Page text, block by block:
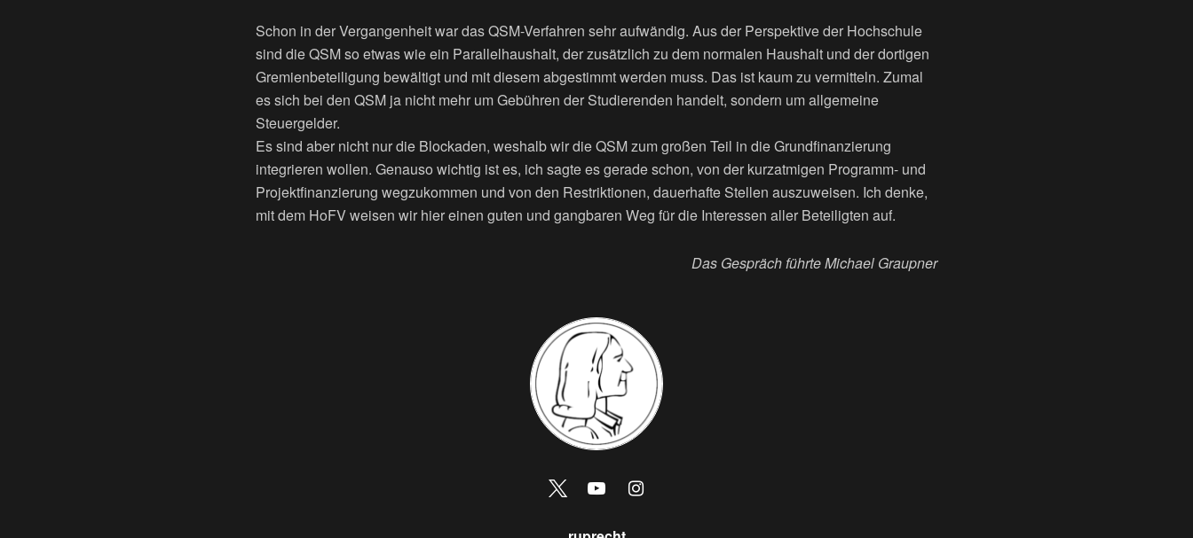
Schon in der Vergangenheit war das QSM-Verfahren sehr aufwändig. Aus der Perspektive der Hochschule
sind die QSM so etwas wie ein Parallelhaushalt, der zusätzlich zu dem normalen Haushalt und der dortigen
Gremienbeteiligung bewältigt und mit diesem abgestimmt werden muss. Das ist kaum zu vermitteln. Zumal
es sich bei den QSM ja nicht mehr um Gebühren der Studierenden handelt, sondern um allgemeine
Steuergelder.
Es sind aber nicht nur die Blockaden, weshalb wir die QSM zum großen Teil in die Grundfinanzierung
integrieren wollen. Genauso wichtig ist es, ich sagte es gerade schon, von der kurzatmigen Programm- und
Projektfinanzierung wegzukommen und von den Restriktionen, dauerhafte Stellen auszuweisen. Ich denke,
mit dem HoFV weisen wir hier einen guten und gangbaren Weg für die Interessen aller Beteiligten auf.
Das Gespräch führte Michael Graupner